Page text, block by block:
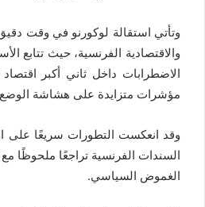
وتأتي استقالة لوكورنو في وقت
والاقتصادية الفرنسية، حيث تتابع
الاضطرابات داخل ثاني أكبر
مؤشرات متزايدة على هشاشة
وقد انعكست التطورات سريعًا على
السندات الفرنسية تراجعًا ملحوظًا
الغموض السياسي.